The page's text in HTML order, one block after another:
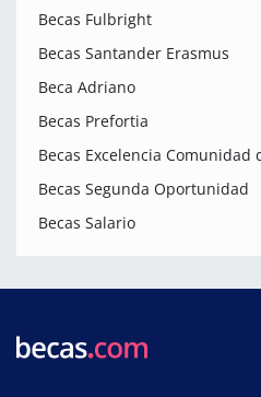
Becas Fulbright
Becas Santander Erasmus
Beca Adriano
Becas Prefortia
Becas Excelencia Comunidad
Becas Segunda Oportunidad
Becas Salario